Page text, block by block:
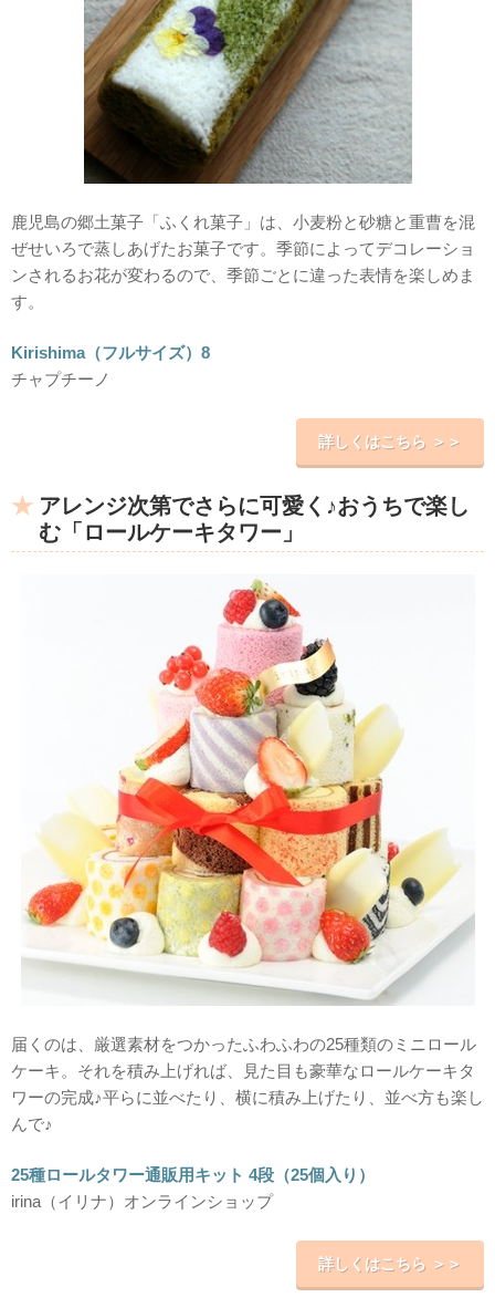
鹿児島の郷土菓子「ふくれ菓子」は、小麦粉と砂糖と重曹を混
ぜせいろで蒸しあげたお菓子です。季節によってデコレーショ
ンされるお花が変わるので、季節ごとに違った表情を楽しめま
す。
Kirishima（フルサイズ）8
チャプチーノ
詳しくはこちら ＞＞
アレンジ次第でさらに可愛く♪おうちで楽し
む「ロールケーキタワー」
届くのは、厳選素材をつかったふわふわの25種類のミニロール
ケーキ。それを積み上げれば、見た目も豪華なロールケーキタ
ワーの完成♪平らに並べたり、横に積み上げたり、並べ方も楽し
んで♪
25種ロールタワー通販用キット 4段（25個入り）
irina（イリナ）オンラインショップ
詳しくはこちら ＞＞